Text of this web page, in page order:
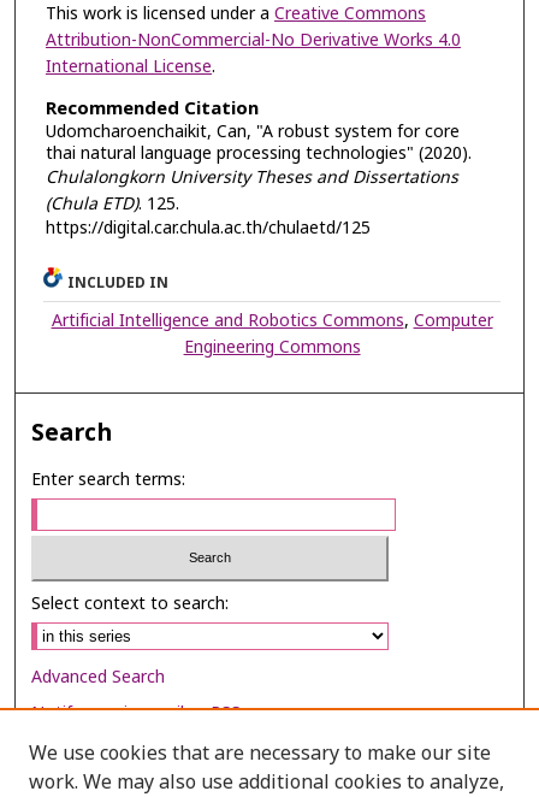
This work is licensed under a Creative Commons
Attribution-NonCommercial-No Derivative Works 4.0
International License.
Recommended Citation
Udomcharoenchaikit, Can, "A robust system for core
thai natural language processing technologies" (2020).
Chulalongkorn University Theses and Dissertations
(Chula ETD). 125.
https://digital.car.chula.ac.th/chulaetd/125
INCLUDED IN
Artificial Intelligence and Robotics Commons, Computer
Engineering Commons
Search
Enter search terms:
Select context to search:
Advanced Search
Notify me via email orRSS
Browse
We use cookies that are necessary to make our site
work. We may also use additional cookies to analyze,